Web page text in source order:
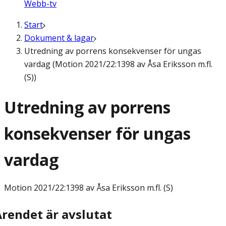
Webb-tv
Start
Dokument & lagar
Utredning av porrens konsekvenser för ungas
vardag (Motion 2021/22:1398 av Åsa Eriksson m.fl.
(S))
Utredning av porrens
konsekvenser för ungas
vardag
Motion 2021/22:1398 av Åsa Eriksson m.fl. (S)
är avslutat